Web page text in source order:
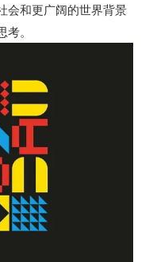
会和更广阔的世界背景
。